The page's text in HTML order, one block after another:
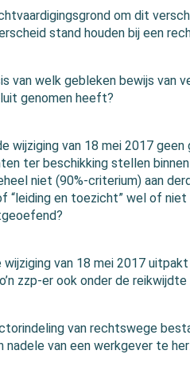
om dit
stand houden bij een
van welk gebleken bewijs van
genomen heeft?
wijziging van 18 mei 2017
ter beschikking stellen
niet (90%-criterium) aan
“leiding en toezicht” wel of
wijziging van 18 mei 2017
zzp-er ook onder de
van rechtswege
nadele van een werkgever te